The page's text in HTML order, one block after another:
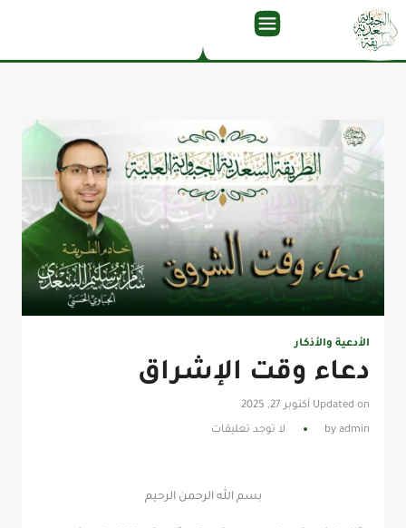
الأدعية والأذكار
دعاء وقت الإشراق
Updated on أكتوبر 27, 2025
by admin لا توجد تعليقات
بسم الله الرحمن الرحيم